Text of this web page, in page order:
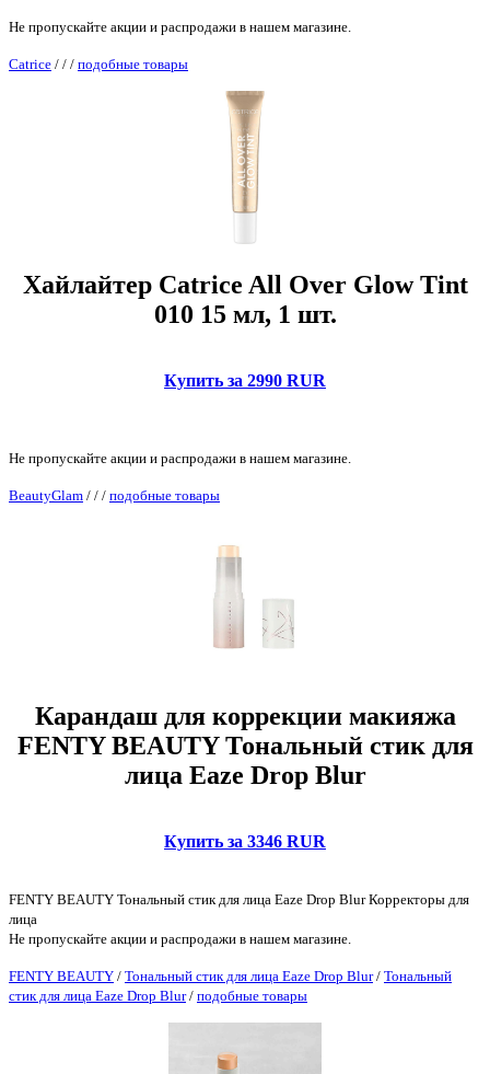
Не пропускайте акции и распродажи в нашем магазине.
Catrice / / / подобные товары
Хайлайтер Catrice All Over Glow Tint
010 15 мл, 1 шт.
Купить за 2990 RUR
Не пропускайте акции и распродажи в нашем магазине.
BeautyGlam / / / подобные товары
Карандаш для коррекции макияжа
FENTY BEAUTY Тональный стик для
лица Eaze Drop Blur
Купить за 3346 RUR
FENTY BEAUTY Тональный стик для лица Eaze Drop Blur Корректоры для
лица
Не пропускайте акции и распродажи в нашем магазине.
FENTY BEAUTY / Тональный стик для лица Eaze Drop Blur/ Тональный
стик для лица Eaze Drop Blur/ подобные товары